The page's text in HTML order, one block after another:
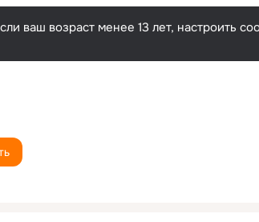
ваш возраст менее 13 лет, настроить